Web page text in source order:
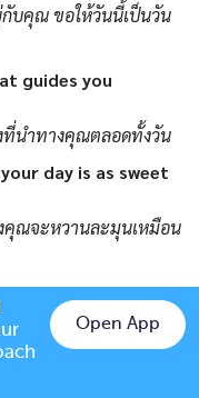
บคุณ ขอให้วันนี้เป็นวัน
guides you
ที่นำทางคุณตลอดทั้งวัน
day is as sweet
คุณจะหวานละมุนเหมือน
that you are
าคุณถูกรักอย่างสุดหัวใจ
for a day filled
Chat on LINE
Open App